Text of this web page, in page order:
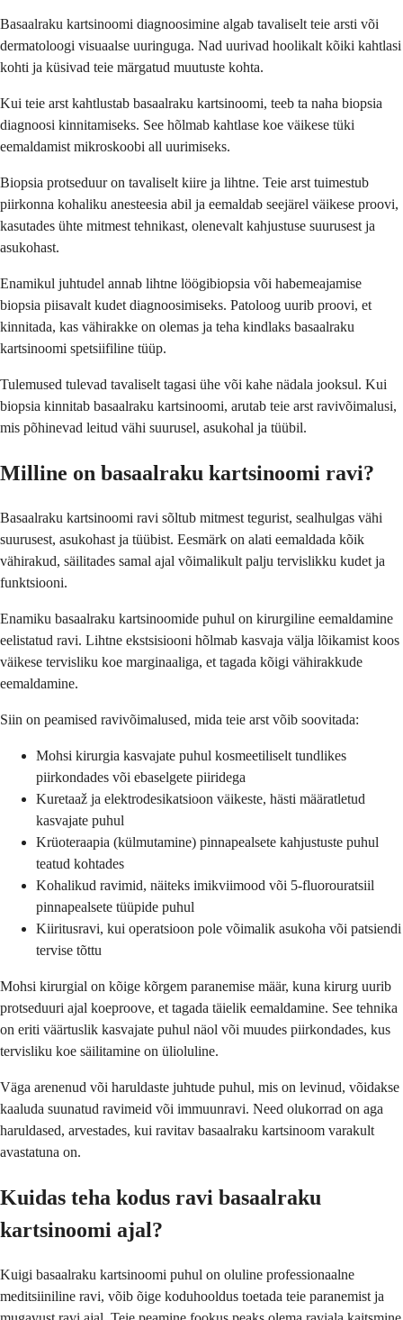
Basaalraku kartsinoomi diagnoosimine algab tavaliselt teie arsti või
dermatoloogi visuaalse uuringuga. Nad uurivad hoolikalt kõiki kahtlasi
kohti ja küsivad teie märgatud muutuste kohta.
Kui teie arst kahtlustab basaalraku kartsinoomi, teeb ta naha biopsia
diagnoosi kinnitamiseks. See hõlmab kahtlase koe väikese tüki
eemaldamist mikroskoobi all uurimiseks.
Biopsia protseduur on tavaliselt kiire ja lihtne. Teie arst tuimestub
piirkonna kohaliku anesteesia abil ja eemaldab seejärel väikese proovi,
kasutades ühte mitmest tehnikast, olenevalt kahjustuse suurusest ja
asukohast.
Enamikul juhtudel annab lihtne löögibiopsia või habemeajamise
biopsia piisavalt kudet diagnoosimiseks. Patoloog uurib proovi, et
kinnitada, kas vähirakke on olemas ja teha kindlaks basaalraku
kartsinoomi spetsiifiline tüüp.
Tulemused tulevad tavaliselt tagasi ühe või kahe nädala jooksul. Kui
biopsia kinnitab basaalraku kartsinoomi, arutab teie arst ravivõimalusi,
mis põhinevad leitud vähi suurusel, asukohal ja tüübil.
Milline on basaalraku kartsinoomi ravi?
Basaalraku kartsinoomi ravi sõltub mitmest tegurist, sealhulgas vähi
suurusest, asukohast ja tüübist. Eesmärk on alati eemaldada kõik
vähirakud, säilitades samal ajal võimalikult palju tervislikku kudet ja
funktsiooni.
Enamiku basaalraku kartsinoomide puhul on kirurgiline eemaldamine
eelistatud ravi. Lihtne ekstsisiooni hõlmab kasvaja välja lõikamist koos
väikese tervisliku koe marginaaliga, et tagada kõigi vähirakkude
eemaldamine.
Siin on peamised ravivõimalused, mida teie arst võib soovitada:
Mohsi kirurgia kasvajate puhul kosmeetiliselt tundlikes
piirkondades või ebaselgete piiridega
Kuretaaž ja elektrodesikatsioon väikeste, hästi määratletud
kasvajate puhul
Krüoteraapia (külmutamine) pinnapealsete kahjustuste puhul
teatud kohtades
Kohalikud ravimid, näiteks imikviimood või 5-fluorouratsiil
pinnapealsete tüüpide puhul
Kiiritusravi, kui operatsioon pole võimalik asukoha või patsiendi
tervise tõttu
Mohsi kirurgial on kõige kõrgem paranemise määr, kuna kirurg uurib
protseduuri ajal koeproove, et tagada täielik eemaldamine. See tehnika
on eriti väärtuslik kasvajate puhul näol või muudes piirkondades, kus
tervisliku koe säilitamine on ülioluline.
Väga arenenud või haruldaste juhtude puhul, mis on levinud, võidakse
kaaluda suunatud ravimeid või immuunravi. Need olukorrad on aga
haruldased, arvestades, kui ravitav basaalraku kartsinoom varakult
avastatuna on.
Kuidas teha kodus ravi basaalraku
kartsinoomi ajal?
Kuigi basaalraku kartsinoomi puhul on oluline professionaalne
meditsiiniline ravi, võib õige koduhooldus toetada teie paranemist ja